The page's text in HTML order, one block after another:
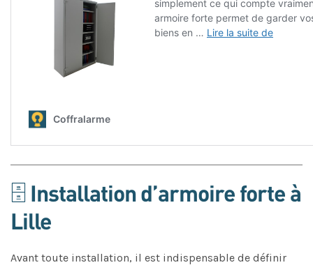
🗄️ Installation d’armoire forte à
Lille
Avant toute installation, il est indispensable de définir